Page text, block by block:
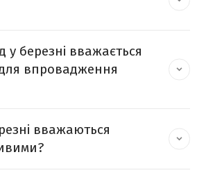
у березні вважається
впровадження
вважаються